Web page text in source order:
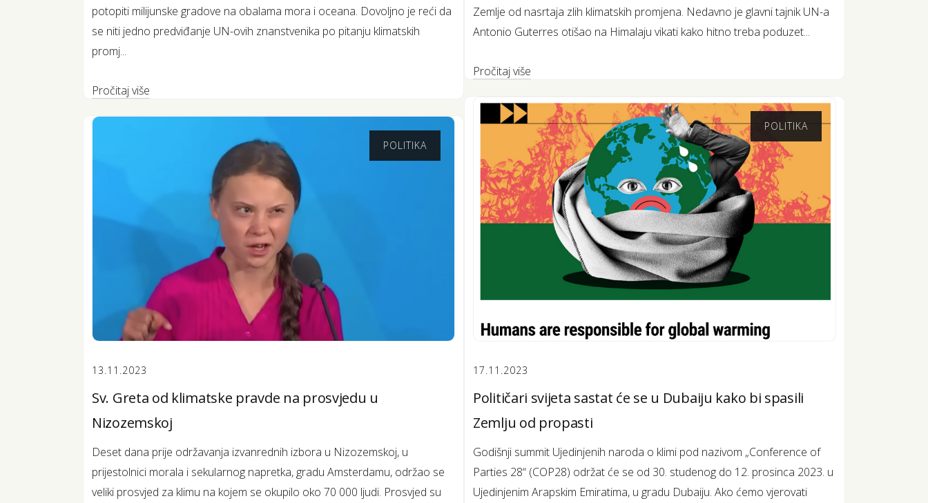
potopiti milijunske gradove na obalama mora i oceana. Dovoljno je reći da
se niti jedno predviđanje UN-ovih znanstvenika po pitanju klimatskih
promj...
Pročitaj više
Zemlje od nasrtaja zlih klimatskih promjena. Nedavno je glavni tajnik UN-a
Antonio Guterres otišao na Himalaju vikati kako hitno treba poduzet...
Pročitaj više
POLITIKA
17.11.2023
Političari svijeta sastat će se u Dubaiju kako bi spasili
Zemlju od propasti
Godišnji summit Ujedinjenih naroda o klimi pod nazivom „Conference of
Parties 28“ (COP28) održat će se od 30. studenog do 12. prosinca 2023. u
Ujedinjenim Arapskim Emiratima, u gradu Dubaiju. Ako ćemo vjerovati
POLITIKA
13.11.2023
Sv. Greta od klimatske pravde na prosvjedu u
Nizozemskoj
Deset dana prije održavanja izvanrednih izbora u Nizozemskoj, u
prijestolnici morala i sekularnog napretka, gradu Amsterdamu, održao se
veliki prosvjed za klimu na kojem se okupilo oko 70 000 ljudi. Prosvjed su